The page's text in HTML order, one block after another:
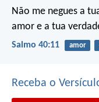
Não me negues a
amor e a tua
Salmo 40:11 amor
Receba o